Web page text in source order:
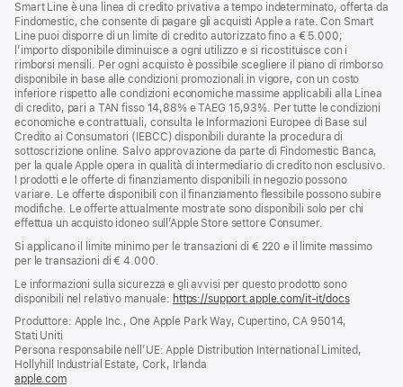
Smart Line è una linea di credito privativa a tempo indeterminato, offerta da
Findomestic, che consente di pagare gli acquisti Apple a rate. Con Smart
Line puoi disporre di un limite di credito autorizzato fino a € 5.000;
l’importo disponibile diminuisce a ogni utilizzo e si ricostituisce con i
rimborsi mensili. Per ogni acquisto è possibile scegliere il piano di rimborso
disponibile in base alle condizioni promozionali in vigore, con un costo
inferiore rispetto alle condizioni economiche massime applicabili alla Linea
di credito, pari a TAN fisso 14,88% e TAEG 15,93%. Per tutte le condizioni
economiche e contrattuali, consulta le Informazioni Europee di Base sul
Credito ai Consumatori (IEBCC) disponibili durante la procedura di
sottoscrizione online. Salvo approvazione da parte di Findomestic Banca,
per la quale Apple opera in qualità di intermediario di credito non esclusivo.
I prodotti e le offerte di finanziamento disponibili in negozio possono
variare. Le offerte disponibili con il finanziamento flessibile possono subire
modifiche. Le offerte attualmente mostrate sono disponibili solo per chi
effettua un acquisto idoneo sull’Apple Store settore Consumer.
Si applicano il limite minimo per le transazioni di € 220 e il limite massimo
per le transazioni di € 4.000.
Le informazioni sulla sicurezza e gli avvisi per questo prodotto sono
disponibili nel relativo manuale: https://support.apple.com/it-it/docs(si
finestra)
Produttore: Apple Inc., One Apple Park Way, Cupertino, CA 95014,
Stati Uniti
Persona responsabile nell’UE: Apple Distribution International Limited,
Hollyhill Industrial Estate, Cork, Irlanda
apple.com(si